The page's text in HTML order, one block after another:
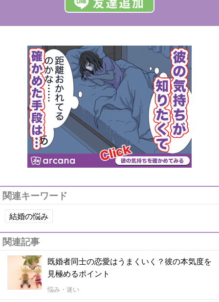
関連キーワード
結婚の悩み
関連記事
既婚者同士の恋愛はうまくいく？彼の本気度を
見極めるポイント
悩み・迷い